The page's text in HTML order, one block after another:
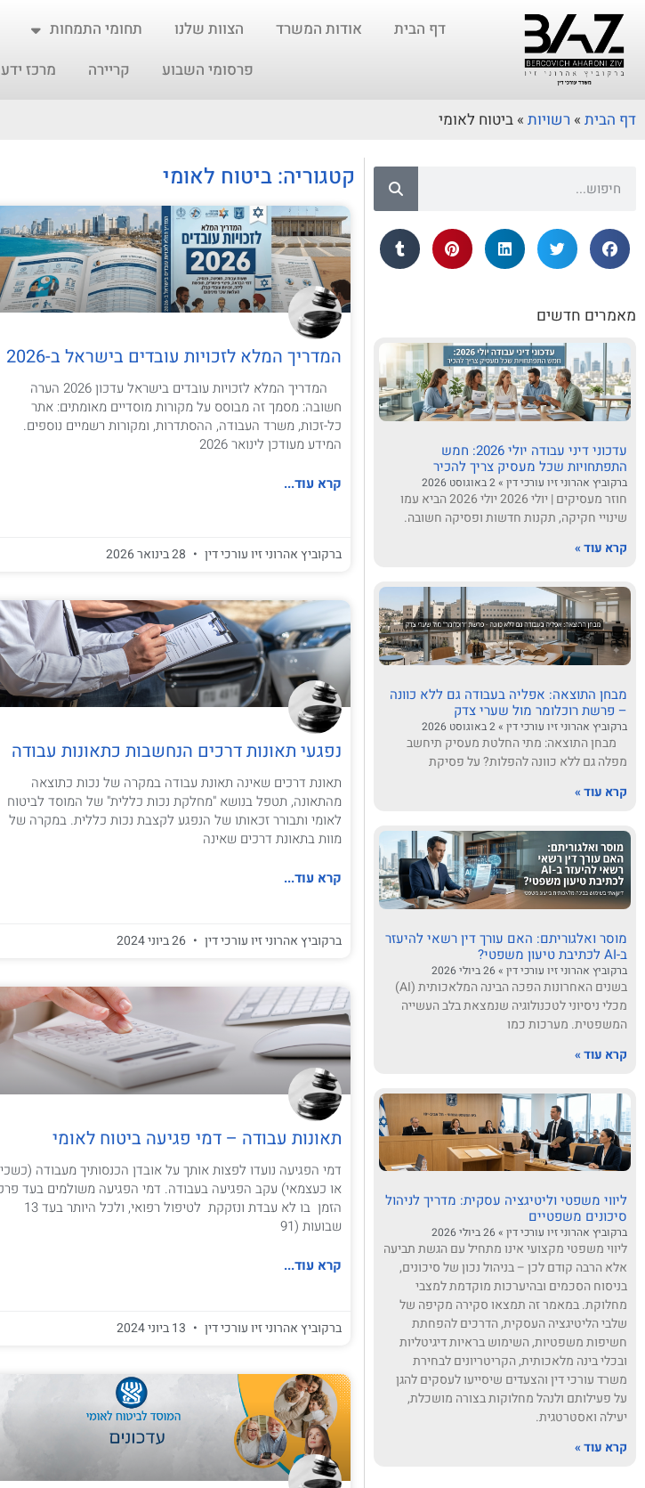
דף הבית אודות המשרד הצוות שלנו תחומי התמחות
פרסומי השבוע
קריירה מרכז ידע
דף הבית » רשויות » ביטוח לאומי
מאמרים חדשים
עדכוני דיני עבודה יולי 2026: חמש
התפתחויות שכל מעסיק צריך להכיר
ברקוביץ אהרוני זיו עורכי דין
חוזר מעסיקים | יולי 2026 יולי 2026 הביא עמו
שינויי חקיקה, תקנות חדשות ופסיקה חשובה.
קרא עוד »
מבחן התוצאה: אפליה בעבודה גם ללא כוונה
– פרשת רוכלומר מול שערי צדק
ברקוביץ אהרוני זיו עורכי דין
מבחן התוצאה: מתי החלטת מעסיק תיחשב
מפלה גם ללא כוונה להפלות? על פסיקת
קרא עוד »
מוסר ואלגוריתם: האם עורך דין רשאי להיעזר
ב-AI לכתיבת טיעון משפטי?
ברקוביץ אהרוני זיו עורכי דין
בשנים האחרונות הפכה הבינה המלאכותית (AI)
מכלי ניסיוני לטכנולוגיה שנמצאת בלב העשייה
המשפטית. מערכות כמו
קרא עוד »
ליווי משפטי וליטיגציה עסקית: מדריך לניהול
סיכונים משפטיים
ברקוביץ אהרוני זיו עורכי דין
ליווי משפטי מקצועי אינו מתחיל עם הגשת תביעה
אלא הרבה קודם לכן – בניהול נכון של סיכונים,
בניסוח הסכמים ובהיערכות מוקדמת למצבי
מחלוקת. במאמר זה תמצאו סקירה מקיפה של
שלבי הליטיגציה העסקית, הדרכים להפחתת
חשיפות משפטיות, השימוש בראיות דיגיטליות
ובכלי בינה מלאכותית, הקריטריונים לבחירת
משרד עורכי דין והצעדים שיסייעו לעסקים להגן
על פעילותם ולנהל מחלוקות בצורה מושכלת,
יעילה ואסטרטגית.
קרא עוד »
קטגוריה: ביטוח לאומי
המדריך המלא לזכויות עובדים בישראל ב-2026
המדריך המלא לזכויות עובדים בישראל עדכון 2026 הערה
חשובה: מסמך זה מבוסס על מקורות מוסדיים מאומתים: אתר
כל-זכות, משרד העבודה, ההסתדרות, ומקורות רשמיים נוספים.
המידע מעודכן לינואר 2026
קרא עוד...
ברקוביץ אהרוני זיו עורכי דין
נפגעי תאונות דרכים הנחשבות כתאונות עבודה
תאונת דרכים שאינה תאונת עבודה במקרה של נכות כתוצאה
מהתאונה, תטפל בנושא "מחלקת נכות כללית" של המוסד לביטוח
לאומי ותבורר זכאותו של הנפגע לקצבת נכות כללית. במקרה של
מוות בתאונת דרכים שאינה
קרא עוד...
ברקוביץ אהרוני זיו עורכי דין 26 ביוני 2024
תאונות עבודה – דמי פגיעה ביטוח לאומי
דמי הפגיעה נועדו לפצות אותך על אובדן הכנסותיך מעבודה
או כעצמאי) עקב הפגיעה בעבודה. דמי הפגיעה משולמים בעד
הזמן בו לא עבדת ונזקקת לטיפול רפואי, ולכל היותר בעד 13
שבועות (91
קרא עוד...
ברקוביץ אהרוני זיו עורכי דין